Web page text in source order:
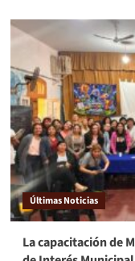
Últimas Noticias
La capacitación de